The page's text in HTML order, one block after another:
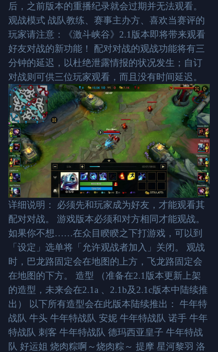
后，之前版本的重播纪录就会过期并无法观看。
观战模式 战队教练、赛事主办方、喜欢当赛评的
玩家请注意：《激斗峡谷》2.1版本即将带来观看
好友对战的新功能！ 配对对战的观战功能将有三
分钟的延迟，以杜绝泄露情报的状况发生；自订
对战则可供三位玩家观看，而且没有时间延迟。
详细说明： 必须先和玩家成为好友，才能观看其
配对对战。 游戏版本必须和对方相同才能观战。
如果你不想……在众目睽睽之下打游戏，可以到
「设定」选单将「允许观战者加入」关闭。 观战
时，巴龙路固定会在地图的上方，飞龙路固定会
在地图的下方。 造型 （准备在2.1版本更新上架
的造型，未来会在2.1a 、2.1b及2.1c版本中陆续推
出） 以下所有造型会在此版本陆续推出： 牛年特
战队 牛头 牛年特战队 安妮 牛年特战队 诺手 牛年
特战队 刺客 牛年特战队 德玛西亚皇子 牛年特战
队 好运姐 烧肉粽啊～烧肉粽～ 提摩 星河黎羽 洛